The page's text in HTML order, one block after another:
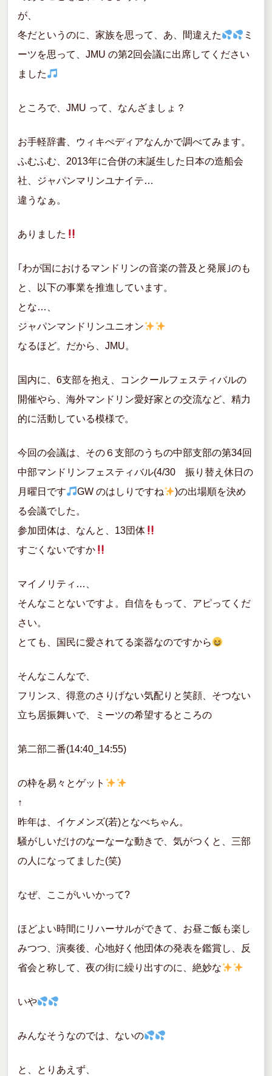
が、
冬だというのに、家族を思って、あ、間違えた
ミ
ーツを思って、JMU の第2回会議に出席してください
ました
ところで、JMU って、なんざましょ？
お手軽辞書、ウィキぺディアなんかで調べてみます。
ふむふむ、2013年に合併の末誕生した日本の造船会
社、ジャパンマリンユナイテ…
違うなぁ。
ありました
｢わが国におけるマンドリンの音楽の普及と発展｣のも
と、以下の事業を推進しています。
とな…、
ジャパンマンドリンユニオン
なるほど。だから、JMU。
国内に、6支部を抱え、コンクールフェスティバルの
開催やら、海外マンドリン愛好家との交流など、精力
的に活動している模様で。
今回の会議は、その６支部のうちの中部支部の第34回
中部マンドリンフェスティバル(4/30 振り替え休日の
月曜日です
GW のはしりですね
)の出場順を決め
る会議でした。
参加団体は、なんと、13団体
すごくないですか
マイノリティ…、
そんなことないですよ。自信をもって、アピってくだ
さい。
とても、国民に愛されてる楽器なのですから
そんなこんなで、
フリンス、得意のさりげない気配りと笑顔、そつない
立ち居振舞いで、ミーツの希望するところの
第二部二番(14:40_14:55)
の枠を易々とゲット
↑
昨年は、イケメンズ(若)となべちゃん。
騒がしいだけのなーなーな動きで、気がつくと、三部
の人になってました(笑)
なぜ、ここがいいかって?
ほどよい時間にリハーサルができて、お昼ご飯も楽し
みつつ、演奏後、心地好く他団体の発表を鑑賞し、反
省会と称して、夜の街に繰り出すのに、絶妙な
いや
みんなそうなのでは、ないの
と、とりあえず、